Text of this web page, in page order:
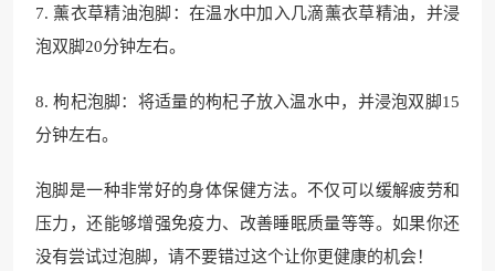
7. 薰衣草精油泡脚：在温水中加入几滴薰衣草精油，并浸
泡双脚20分钟左右。
8. 枸杞泡脚：将适量的枸杞子放入温水中，并浸泡双脚15
分钟左右。
泡脚是一种非常好的身体保健方法。不仅可以缓解疲劳和
压力，还能够增强免疫力、改善睡眠质量等等。如果你还
没有尝试过泡脚，请不要错过这个让你更健康的机会！